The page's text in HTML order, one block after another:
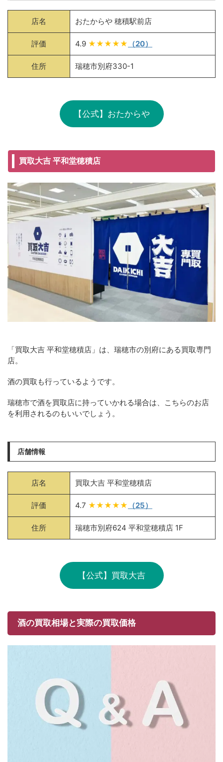
店名 おたからや 穂積駅前店
評価 4.9 ★★★★★ （20）
住所 瑞穂市別府330-1
【公式】おたからや
買取大吉 平和堂穂積店
「買取大吉 平和堂穂積店」は、瑞穂市の別府にある買取専門
店。
酒の買取も行っているようです。
瑞穂市で酒を買取店に持っていかれる場合は、こちらのお店
を利用されるのもいいでしょう。
店舗情報
店名 買取大吉 平和堂穂積店
評価 4.7 ★★★★★ （25）
住所 瑞穂市別府624 平和堂穂積店 1F
【公式】買取大吉
酒の買取相場と実際の買取価格